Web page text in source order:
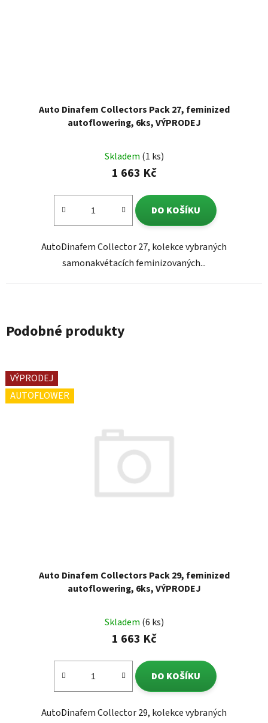
Auto Dinafem Collectors Pack 27, feminized
autoflowering, 6ks, VÝPRODEJ
Skladem (1 ks)
1 663 Kč
DO KOŠÍKU
AutoDinafem Collector 27, kolekce vybraných
samonakvétacích feminizovaných...
Podobné produkty
VÝPRODEJ
AUTOFLOWER
Auto Dinafem Collectors Pack 29, feminized
autoflowering, 6ks, VÝPRODEJ
Skladem (6 ks)
1 663 Kč
DO KOŠÍKU
AutoDinafem Collector 29, kolekce vybraných